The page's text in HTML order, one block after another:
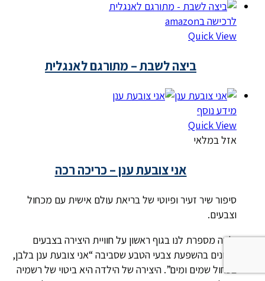
לרכישה בamazon
Quick View
ביצה לשבת – מתורגם לאנגלית
מידע נוסף
Quick View
אזל במלאי
אני צובעת ענן – כריכה רכה
סיפור שיר זעיר ופיוטי של בריאת עולם אישית עם מכחול
וצבעים.
ילדה מספרת לנו בגוף ראשון על חוויית היצירה בצבעים
השונים בהשפעת צבעי הטבע שסביבה “אני צובעת ענן בלבן,
בכחול שמים ומים”. היצירה של הילדה היא ביטוי של רשמיה